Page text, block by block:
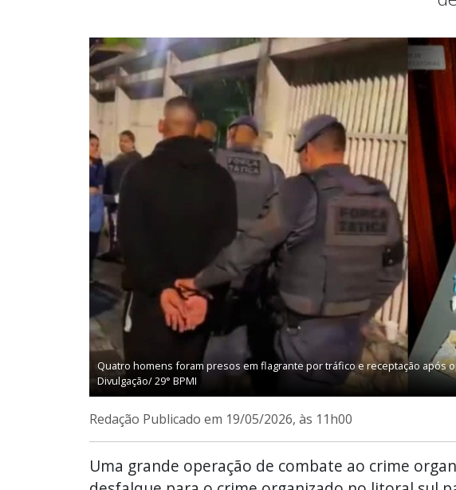
Quatro homens foram presos em flagrante por tráfico e receptação após
Divulgação/ 29° BPMI
Redação Publicado em 19/05/2026, às 11h00
Uma grande operação de combate ao crime